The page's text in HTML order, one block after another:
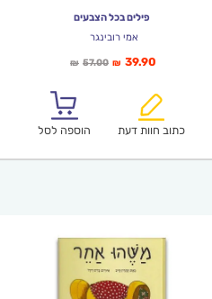
פילים בכל הצבעים
אמי רובינגר
₪ 57.00המחיר
₪57.00.
₪ 39.90
הוא:
כתוב חוות דעת
הוספה לסל